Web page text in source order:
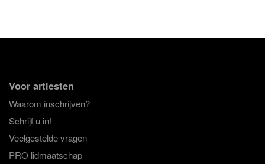
Voor artiesten
Waarom inschrijven?
Schrijf u in!
Veelgestelde vragen
PRO lidmaatschap